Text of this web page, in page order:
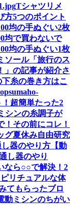
Tシャツリメ
方5つのポイント
均の手ぬぐい2枚
均で買わないで
均の手ぬぐい1枚
ソール「旅行のス
」の記事が紹介さ
下糸の巻き方はこ
超簡単たった2
シンの糸調子が
その前にコレ！
グ夏休み自由研究
器のやり方【動
し器のやり
なら○○で解決！2
リチュアルな体
てもらったブロ
動ミシンのちがい